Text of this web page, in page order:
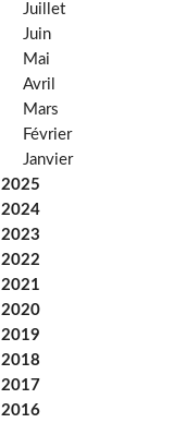
Juillet
Juin
Mai
Avril
Mars
Février
Janvier
2025
2024
2023
2022
2021
2020
2019
2018
2017
2016